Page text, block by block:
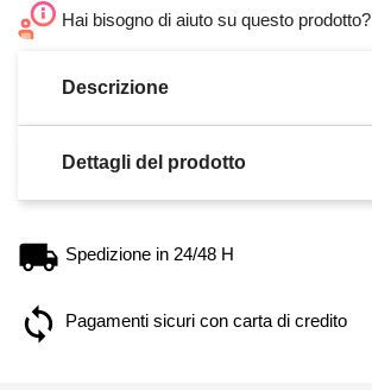
Hai bisogno di aiuto su questo prodotto?
Descrizione
Dettagli del prodotto
Spedizione in 24/48 H
Pagamenti sicuri con carta di credito